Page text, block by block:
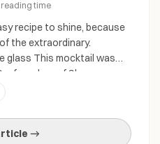
reading time
recipe to shine, because
the extraordinary.
glass This mocktail was
founders of Shroom.
Tonic is a great choice
you’re feeling adventurous,
→